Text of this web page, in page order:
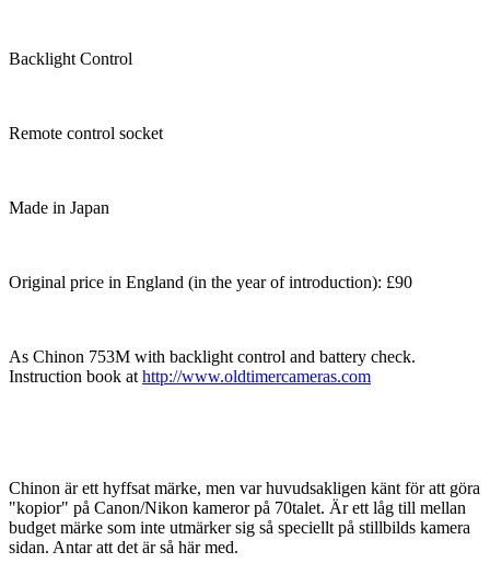
Backlight Control
Remote control socket
Made in Japan
Original price in England (in the year of introduction): £90
As Chinon 753M with backlight control and battery check.
Instruction book at http://www.oldtimercameras.com
Chinon är ett hyffsat märke, men var huvudsakligen känt för att göra
"kopior" på Canon/Nikon kameror på 70talet. Är ett låg till mellan
budget märke som inte utmärker sig så speciellt på stillbilds kamera
sidan. Antar att det är så här med.